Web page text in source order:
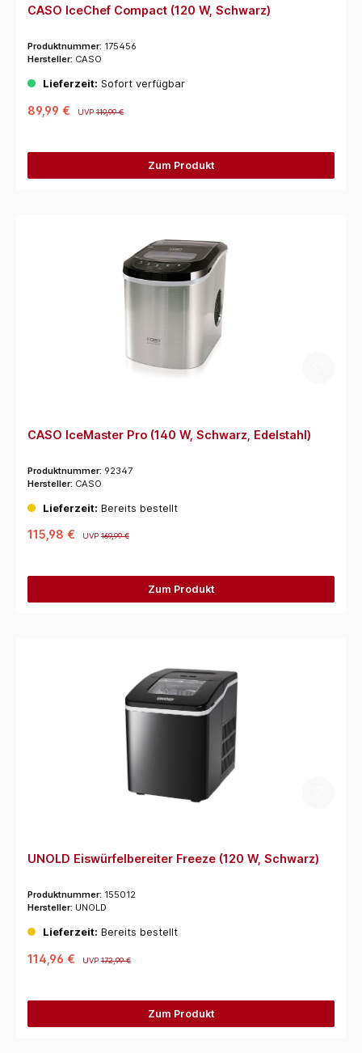
CASO IceChef Compact (120 W, Schwarz)
Produktnummer: 175456
Hersteller: CASO
Lieferzeit: Sofort verfügbar
89,99 € UVP119,99 €
Zum Produkt
CASO IceMaster Pro (140 W, Schwarz, Edelstahl)
Produktnummer: 92347
Hersteller: CASO
Lieferzeit: Bereits bestellt
115,98 € UVP169,99 €
Zum Produkt
UNOLD Eiswürfelbereiter Freeze (120 W, Schwarz)
Produktnummer: 155012
Hersteller: UNOLD
Lieferzeit: Bereits bestellt
114,96 € UVP172,99 €
Zum Produkt